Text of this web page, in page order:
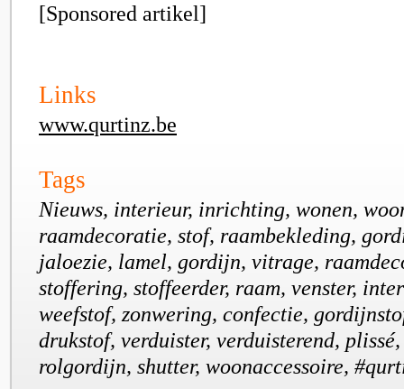
[Sponsored artikel]
Links
www.qurtinz.be
Tags
Nieuws, interieur, inrichting, wonen,
raamdecoratie, stof, raambekleding,
jaloezie, lamel, gordijn, vitrage,
stoffering, stoffeerder, raam, venster,
weefstof, zonwering, confectie,
drukstof, verduister, verduisterend,
rolgordijn, shutter, woonaccessoire,